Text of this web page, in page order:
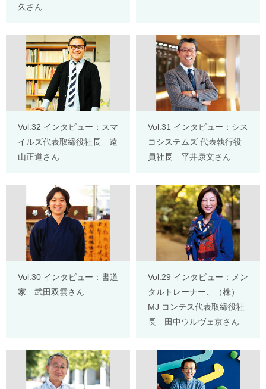
久さん
Vol.32 インタビュー：スマ
イルズ代表取締役社長 遠
山正道さん
Vol.31 インタビュー：シス
コシステムズ 代表執行役
員社長 平井康文さん
Vol.30 インタビュー：書道
家 武田双雲さん
Vol.29 インタビュー：メン
タルトレーナー、（株）
MJ コンテス代表取締役社
長 田中ウルヴェ京さん